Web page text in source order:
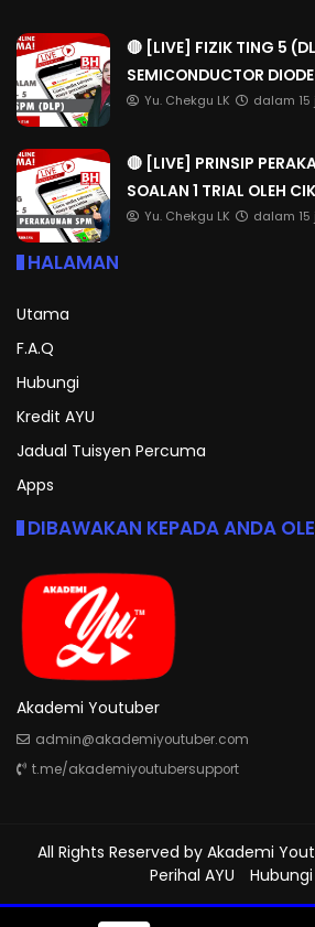
🔴 [LIVE] FIZIK TING 5
SEMICONDUCTOR
Yu. Chekgu LK dalam
🔴 [LIVE] PRINSIP
SOALAN 1 TRIAL OLEH
Yu. Chekgu LK dalam
HALAMAN
Utama
F.A.Q
Hubungi
Kredit AYU
Jadual Tuisyen Percuma
Apps
DIBAWAKAN KEPADA ANDA
Akademi Youtuber
admin@akademiyoutuber.com
t.me/akademiyoutubersupport
All Rights Reserved by Akademi
Perihal AYU